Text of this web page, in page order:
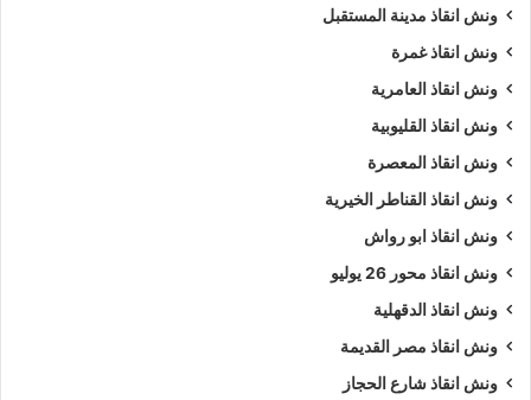
ونش انقاذ مدينة المستقبل
ونش انقاذ غمرة
ونش انقاذ العامرية
ونش انقاذ القليوبية
ونش انقاذ المعصرة
ونش انقاذ القناطر الخيرية
ونش انقاذ ابو رواش
ونش انقاذ محور 26 يوليو
ونش انقاذ الدقهلية
ونش انقاذ مصر القديمة
ونش انقاذ شارع الحجاز